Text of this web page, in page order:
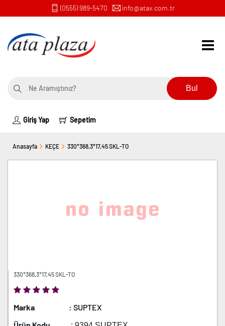
(0555) 989-5470 info@atax.com.tr
Bul
Giriş Yap Sepetim
Anasayfa KEÇE 330*368,3*17,45 SKL-TO
330*368,3*17,45 SKL-TO
Marka
: SUPTEX